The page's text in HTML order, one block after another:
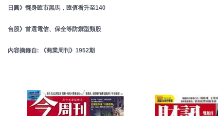
日圓》翻身匯市黑馬，匯值看升至140
台股》首選電信、保全等防禦型類股
內容摘錄自: 《商業周刊》 1952期